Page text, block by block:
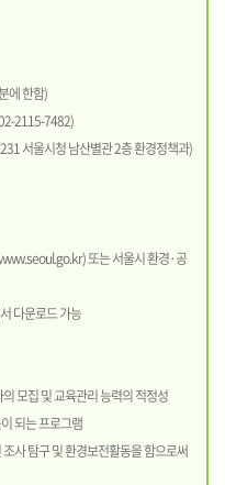
에 한함)
2115-7482)
서울시청 남산별관 2층 환경정책과)
) 또는 서울시 환경·공
다운로드 가능
모집 및 교육관리 능력의 적정성
되는 프로그램
사 탐구 및 환경보전활동을 함으로써